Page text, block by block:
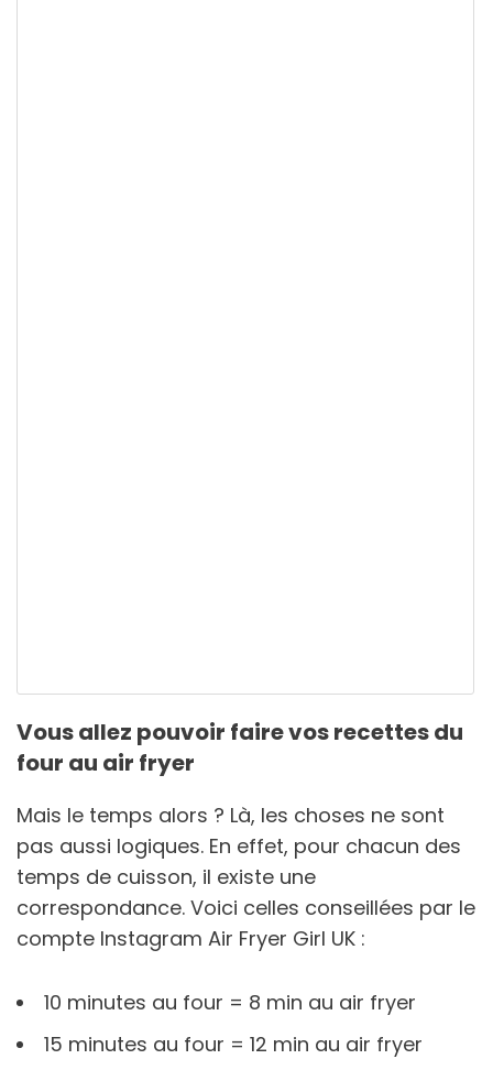
Vous allez pouvoir faire vos recettes du
four au air fryer
Mais le temps alors ? Là, les choses ne sont
pas aussi logiques. En effet, pour chacun des
temps de cuisson, il existe une
correspondance. Voici celles conseillées par le
compte Instagram Air Fryer Girl UK :
10 minutes au four = 8 min au air fryer
15 minutes au four = 12 min au air fryer